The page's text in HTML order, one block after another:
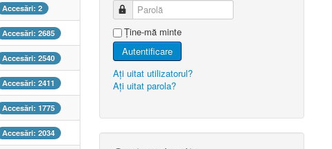
Accesări: 2
Accesări: 2685
Accesări: 2540
Accesări: 2411
Accesări: 1775
Accesări: 2034
Parolă
Ţine-mă minte
Autentificare
Aţi uitat utilizatorul?
Aţi uitat parola?